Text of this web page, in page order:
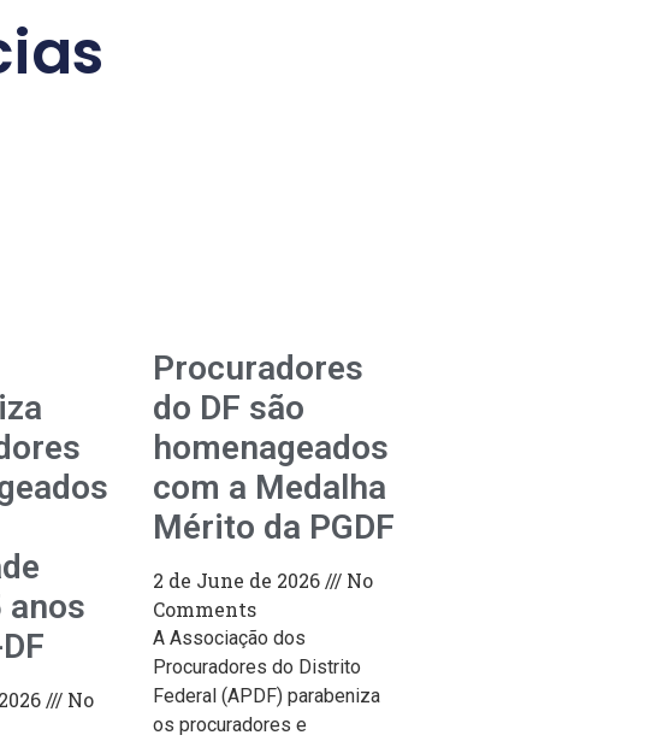
anos
No
Procuradores
do DF são
homenageados
com a Medalha
Mérito da PGDF
2 de June de 2026
No
Comments
A Associação dos
Procuradores do Distrito
Federal (APDF) parabeniza
os procuradores e